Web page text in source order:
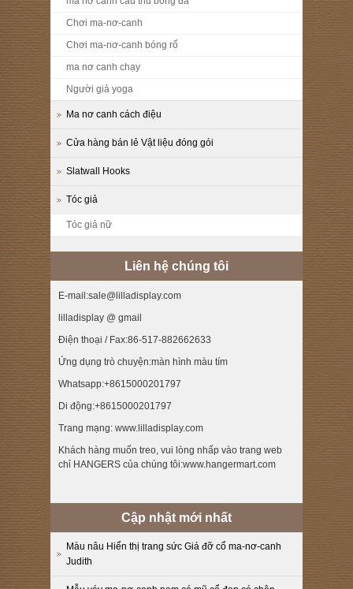
Chơi ma-nơ-canh
Chơi ma-nơ-canh bóng rổ
ma nơ canh chạy
Người giả yoga
Ma nơ canh cách điệu
Cửa hàng bán lẻ Vật liệu đóng gói
Slatwall Hooks
Tóc giả
Tóc giả nữ
Liên hệ chúng tôi
E-mail:sale@lilladisplay.com
lilladisplay @ gmail
Điện thoại / Fax:86-517-882662633
Ứng dụng trò chuyện:màn hình màu tím
Whatsapp:+8615000201797
Di động:+8615000201797
Trang mạng: www.lilladisplay.com
Khách hàng muốn treo, vui lòng nhấp vào trang web
chỉ HANGERS của chúng tôi:www.hangermart.com
Cập nhật mới nhất
Màu nâu Hiển thị trang sức Giá đỡ cổ ma-nơ-canh
Judith